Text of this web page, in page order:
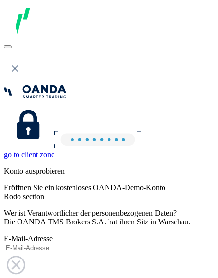
go to client zone
Konto ausprobieren
Eröffnen Sie ein kostenloses OANDA-Demo-Konto
Rodo section
Wer ist Verantwortlicher der personenbezogenen Daten?
Die OANDA TMS Brokers S.A. hat ihren Sitz in Warschau.
E-Mail-Adresse